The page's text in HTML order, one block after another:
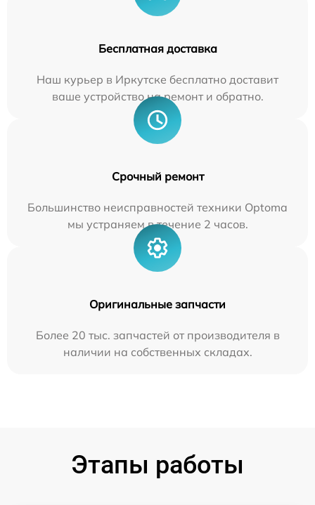
Бесплатная доставка
Наш курьер в Иркутске бесплатно доставит
ваше устройство на ремонт и обратно.
Срочный ремонт
Большинство неисправностей техники Optoma
мы устраняем в течение 2 часов.
Оригинальные запчасти
Более 20 тыс. запчастей от производителя в
наличии на собственных складах.
Этапы работы